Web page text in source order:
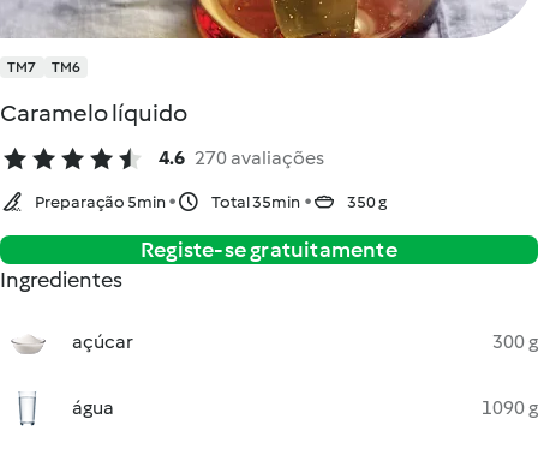
TM7 TM6
Caramelo líquido
4.6 270 avaliações
Preparação 5min Total 35min 350 g
Registe-se gratuitamente
Ingredientes
açúcar 300 g
água 1090 g